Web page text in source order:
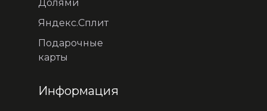
Долями
Яндекс.Сплит
Подарочные
карты
Информация